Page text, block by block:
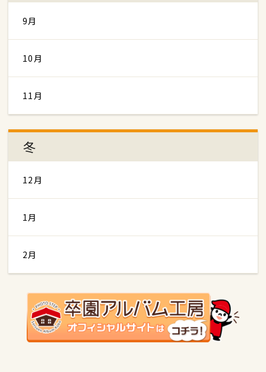
9月
10月
11月
冬
12月
1月
2月